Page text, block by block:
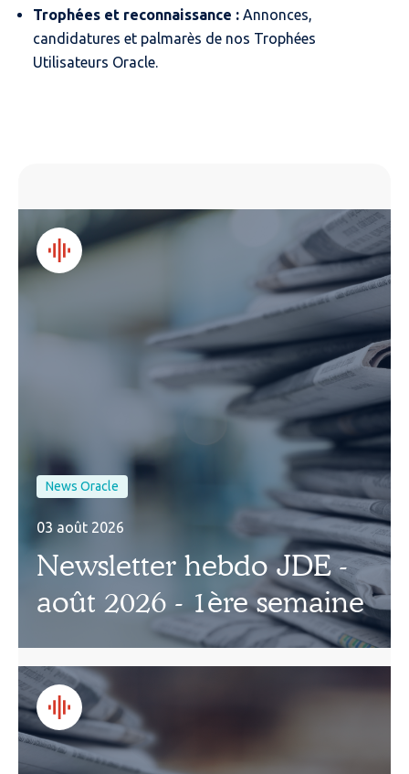
Trophées et reconnaissance : Annonces,
candidatures et palmarès de nos Trophées
Utilisateurs Oracle.
News Oracle
03 août 2026
Newsletter hebdo JDE -
août 2026 - 1ère semaine